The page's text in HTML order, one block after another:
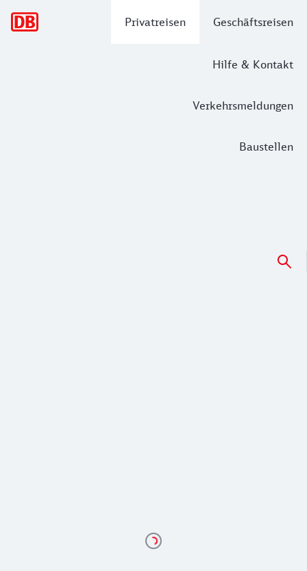
Privatreisen Geschäftsreisen
Hilfe & Kontakt
Verkehrsmeldungen
Baustellen